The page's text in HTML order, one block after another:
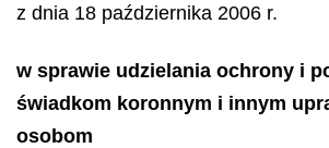
z dnia 18 października 2006 r.
w sprawie udzielania ochrony i
świadkom koronnym i innym
osobom